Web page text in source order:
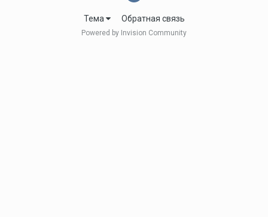
Тема Обратная связь
Powered by Invision Community